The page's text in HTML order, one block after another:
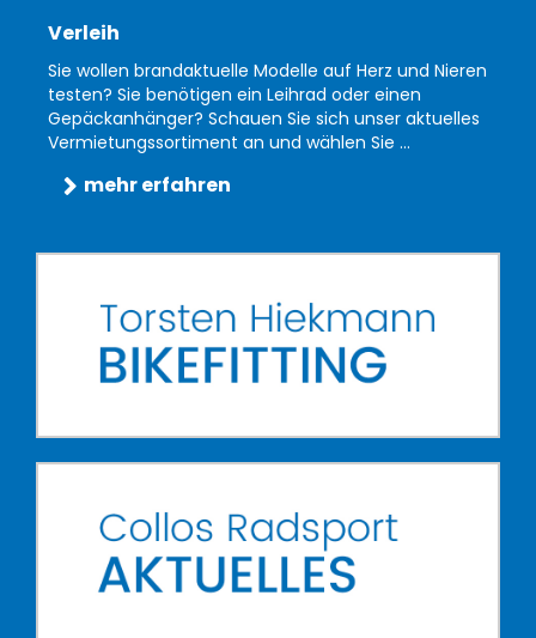
Verleih
Sie wollen brandaktuelle Modelle auf Herz und Nieren
testen? Sie benötigen ein Leihrad oder einen
Gepäckanhänger? Schauen Sie sich unser aktuelles
Vermietungssortiment an und wählen Sie ...
mehr erfahren